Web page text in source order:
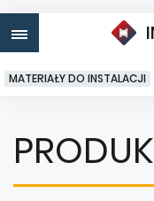
MATERIAŁY DO INSTALACJI